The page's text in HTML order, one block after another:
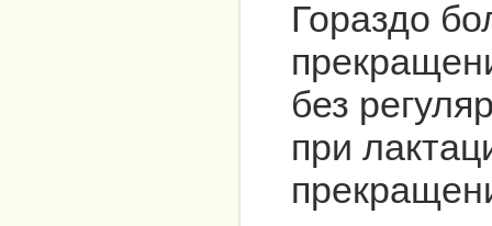
Гораздо
без
при